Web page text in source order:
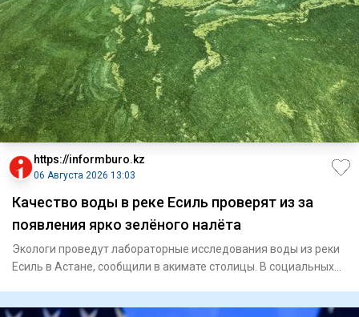
https://informburo.kz
06 Августа 2026 13:03
Качество воды в реке Есиль проверят из за
появления ярко зелёного налёта
Экологи проведут лабораторные исследования воды из реки
Есиль в Астане, сообщили в акимате столицы. В социальных